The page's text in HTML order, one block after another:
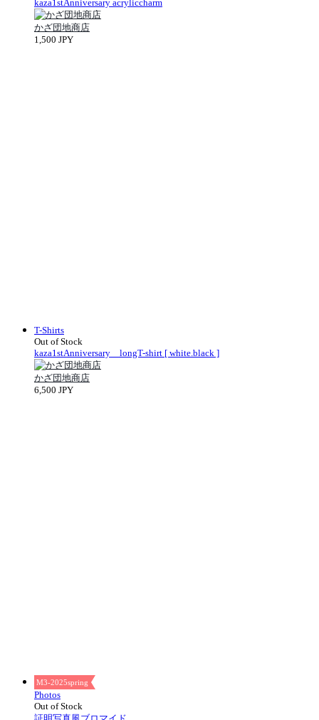
kaza1stAnniversary acryliccharm
かざ団地商店
1,500 JPY
T-Shirts
Out of Stock
kaza1stAnniversary longT-shirt [ white.black ]
かざ団地商店
6,500 JPY
M3-2025spring
Photos
Out of Stock
証明写真風ブロマイド